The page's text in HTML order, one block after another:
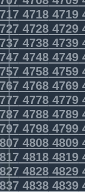
47184719
47284729
47384739
47484749
47584759
47684769
47784779
47884789
47984799
48084809
48184819
48284829
48384839